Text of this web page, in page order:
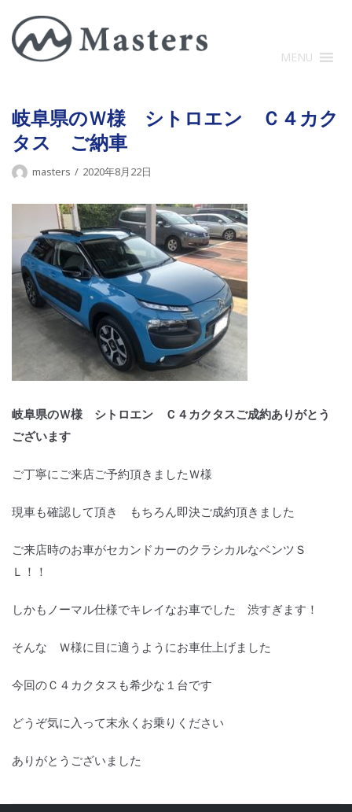
コ
ン
テ
に
ス
キ
ッ
MENU
岐阜県のＷ様 シトロエン Ｃ４カク
タス ご納車
masters 2020年8月22日
岐阜県のＷ様 シトロエン Ｃ４カクタスご成約ありがとう
ございます
ご丁寧にご来店ご予約頂きましたＷ様
現車も確認して頂き もちろん即決ご成約頂きました
ご来店時のお車がセカンドカーのクラシカルなベンツＳ
Ｌ！！
しかもノーマル仕様でキレイなお車でした 渋すぎます！
そんな Ｗ様に目に適うようにお車仕上げました
今回のＣ４カクタスも希少な１台です
どうぞ気に入って末永くお乗りください
ありがとうございました